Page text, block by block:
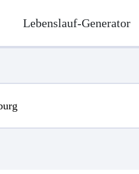
Lebenslauf-Generator